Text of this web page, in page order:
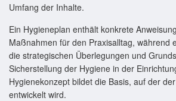
Umfang der Inhalte.
Ein Hygieneplan enthält konkrete
Maßnahmen für den Praxisalltag, während
die strategischen Überlegungen und
Sicherstellung der Hygiene in der
Hygienekonzept bildet die Basis, auf der
entwickelt wird.